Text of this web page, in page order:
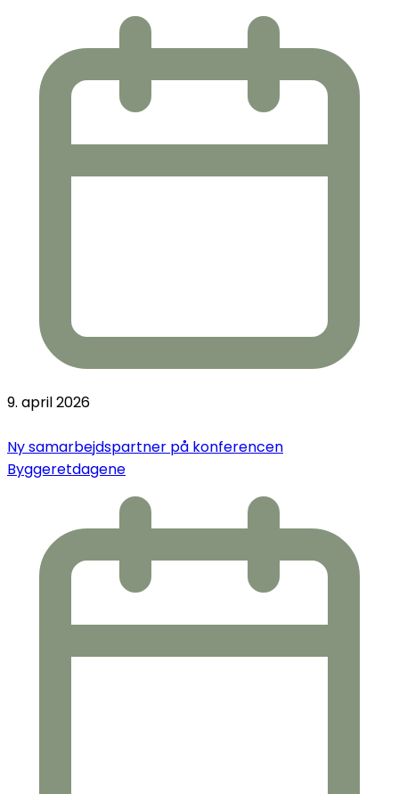
9. april 2026
Ny samarbejdspartner på konferencen
Byggeretdagene